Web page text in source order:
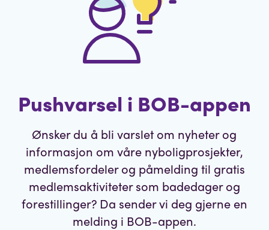
Pushvarsel i BOB-appen
Ønsker du å bli varslet om nyheter og
informasjon om våre nyboligprosjekter,
medlemsfordeler og påmelding til gratis
medlemsaktiviteter som badedager og
forestillinger? Da sender vi deg gjerne en
melding i BOB-appen.